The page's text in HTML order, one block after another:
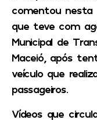
comentou nesta
que teve com
Municipal de
Maceió, após
veículo que
passageiros.
Vídeos que